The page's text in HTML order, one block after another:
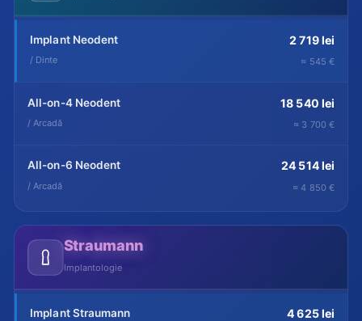
Implant Neodent
/ Dinte
2 719 lei
≈ 545 €
All-on-4 Neodent
/ Arcadă
18 540 lei
≈ 3 700 €
All-on-6 Neodent
/ Arcadă
24 514 lei
≈ 4 850 €
Straumann
Implantologie
Implant Straumann 4 625 lei